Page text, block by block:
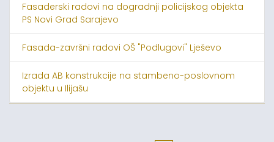
Fasaderski radovi na dogradnji policijskog objekta
PS Novi Grad Sarajevo
Fasada-završni radovi OŠ "Podlugovi" Lješevo
Izrada AB konstrukcije na stambeno-poslovnom
objektu u Ilijašu